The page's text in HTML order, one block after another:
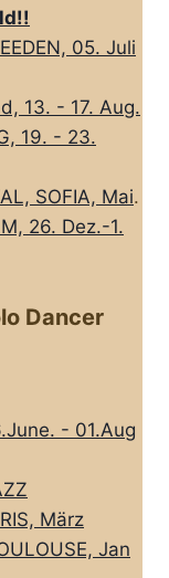
05. Juli
13. - 17. Aug.
19. - 23.
SOFIA, Mai.
26. Dez.-1.
Dancer
- 01.Aug
März
Jan